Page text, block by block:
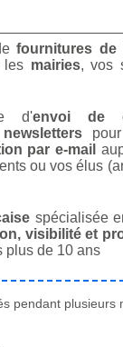
fournitures de
les mairies, vos
d'envoi de
newsletterspour
par e-mail
ou vos élus
spécialisée
visibilité et
plus de 10 ans
pendant